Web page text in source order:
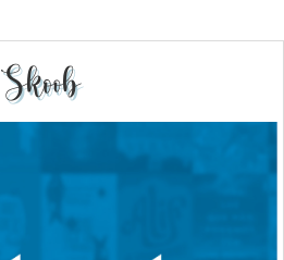
Skoob